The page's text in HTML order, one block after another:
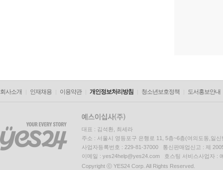
회사소개 인재채용 이용약관 개인정보처리방침 청소년보호정책 도서홍보안내
대표 : 김석환, 최세라
주소 : 서울시 영등포구 은행로 11, 5층~6층(여의도동,일신
사업자등록번호 : 229-81-37000 통신판매업신고 : 제
이메일 : yes24help@yes24.com 호스팅 서비스사업자 :
Copyright ⓒ YES24 Corp. All Rights Reserved.